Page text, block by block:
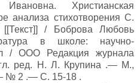
Христианская
анализа стихотворения С.
/ Боброва Любовь
в школе: научно-
/ ООО Редакция журнала
гл. ред. Н. Л. Крупина .— М.,
№ 2 .— С. 15-18 .